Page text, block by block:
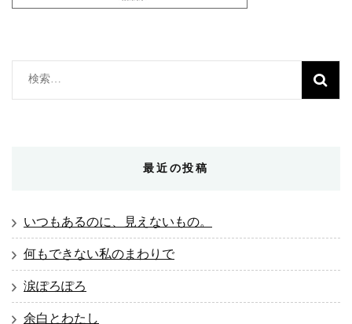
検
最近の投稿
いつもあるのに、見えないもの。
何もできない私のまわりで
涙ぽろぽろ
余白とわたし